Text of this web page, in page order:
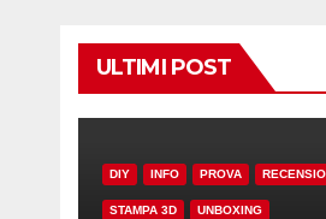
ULTIMI POST
DIY INFO PROVA
STAMPA 3D UNBOXING